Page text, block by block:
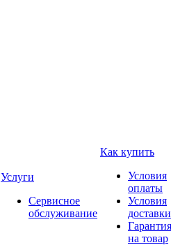
Услуги
Сервисное
обслуживание
Как купить
Условия
оплаты
Условия
доставки
Гарантия
на товар